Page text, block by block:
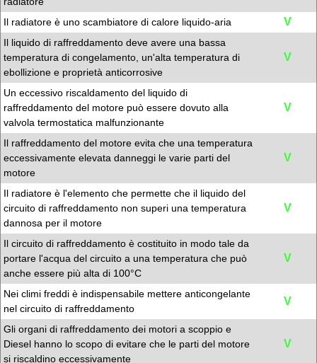
Il radiatore è uno scambiatore di calore liquido-aria V
Il liquido di raffreddamento deve avere una bassa
temperatura di congelamento, un'alta temperatura di
ebollizione e proprietà anticorrosive
V
Un eccessivo riscaldamento del liquido di
raffreddamento del motore può essere dovuto alla
valvola termostatica malfunzionante
V
Il raffreddamento del motore evita che una temperatura
eccessivamente elevata danneggi le varie parti del
motore
V
Il radiatore è l'elemento che permette che il liquido del
circuito di raffreddamento non superi una temperatura
dannosa per il motore
V
Il circuito di raffreddamento è costituito in modo tale da
portare l'acqua del circuito a una temperatura che può
anche essere più alta di 100°C
V
Nei climi freddi è indispensabile mettere anticongelante
nel circuito di raffreddamento
V
Gli organi di raffreddamento dei motori a scoppio e
Diesel hanno lo scopo di evitare che le parti del motore
si riscaldino eccessivamente
V